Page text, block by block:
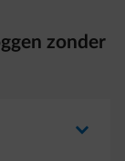
zonder
arrow-right